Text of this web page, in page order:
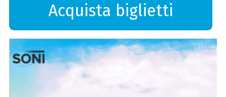
Acquista biglietti